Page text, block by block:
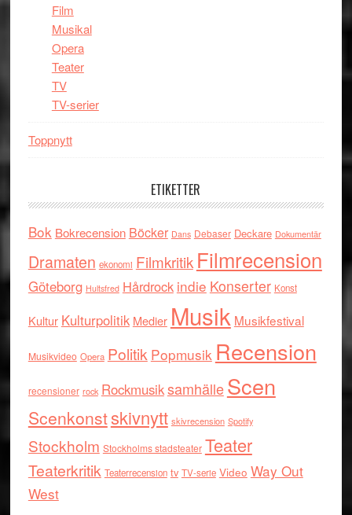
Film
Musikal
Opera
Teater
TV
TV-serier
Toppnytt
ETIKETTER
Bok Bokrecension Böcker Dans Debaser Deckare Dokumentär
Dramaten ekonomi Filmkritik Filmrecension
Göteborg Hultsfred Hårdrock indie Konserter Konst
Kultur Kulturpolitik Medier Musik Musikfestival
Musikvideo Opera Politik Popmusik Recension
recensioner rock RockmusiksamhälleScen
Scenkonstskivnytt skivrecension Spotify
Stockholm Stockholms stadsteater Teater
Teaterkritik Teaterrecension tv TV-serie Video Way Out
West